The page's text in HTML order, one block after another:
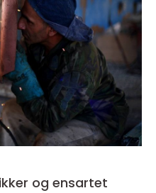
og ensartet